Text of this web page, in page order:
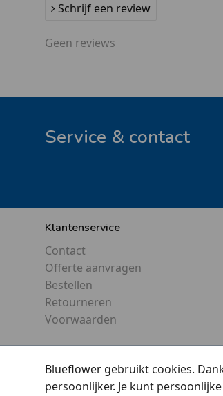
Schrijf een review
Geen reviews
Service & contact
Klantenservice
Contact
Offerte aanvragen
Bestellen
Retourneren
Voorwaarden
Blueflower gebruikt cookies.
persoonlijker. Je kunt